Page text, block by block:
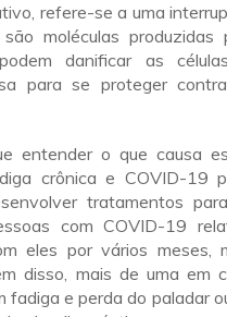
refere-se a uma
moléculas produzidas
danificar as
para se proteger
entender o que causa
crônica e COVID-19
tratamentos
com COVID-19
eles por vários meses,
disso, mais de uma em
e perda do paladar